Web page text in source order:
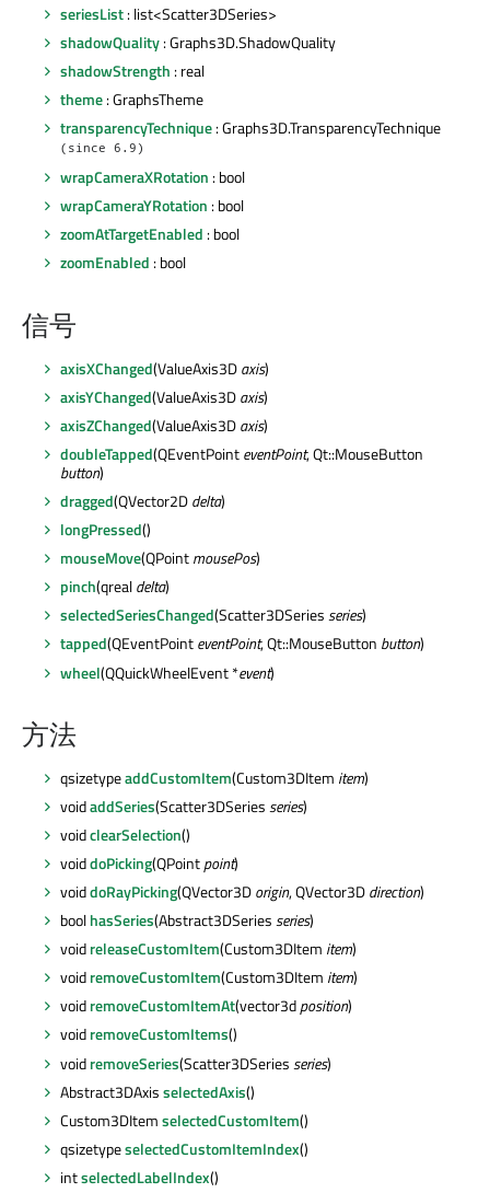
seriesList: list<Scatter3DSeries>
shadowQuality: Graphs3D.ShadowQuality
shadowStrength : real
theme: GraphsTheme
transparencyTechnique: Graphs3D.TransparencyTechnique
(since 6.9)
wrapCameraXRotation : bool
wrapCameraYRotation : bool
zoomAtTargetEnabled : bool
zoomEnabled : bool
信号
axisXChanged(ValueAxis3Daxis)
axisYChanged(ValueAxis3Daxis)
axisZChanged(ValueAxis3Daxis)
doubleTapped(QEventPointeventPoint, Qt::MouseButton
button)
dragged(QVector2Ddelta)
longPressed()
mouseMove(QPointmousePos)
pinch(qrealdelta)
selectedSeriesChanged(Scatter3DSeriesseries)
tapped(QEventPointeventPoint, Qt::MouseButton button)
wheel(QQuickWheelEvent *event)
方法
qsizetypeaddCustomItem(Custom3DItem item)
voidaddSeries(Scatter3DSeriesseries)
voidclearSelection()
voiddoPicking(QPointpoint)
voiddoRayPicking(QVector3Dorigin, QVector3Ddirection)
boolhasSeries(Abstract3DSeriesseries)
voidreleaseCustomItem(Custom3DItem item)
voidremoveCustomItem(Custom3DItem item)
voidremoveCustomItemAt(vector3dposition)
voidremoveCustomItems()
voidremoveSeries(Scatter3DSeriesseries)
Abstract3DAxisselectedAxis()
Custom3DItemselectedCustomItem()
qsizetypeselectedCustomItemIndex()
intselectedLabelIndex()